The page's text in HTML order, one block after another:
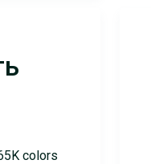
colors